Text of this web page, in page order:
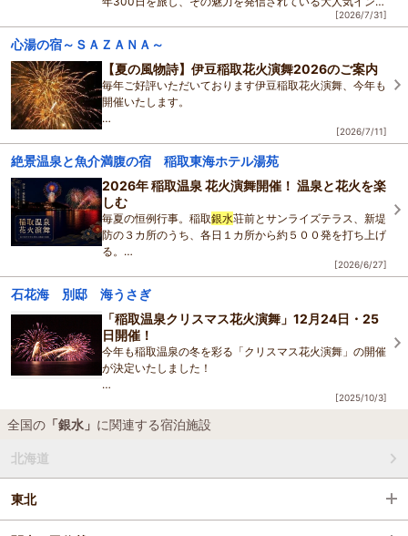
てにおいて痒い所に手が届いている旅館でした。書ききれませんが、細かいと
また行きたくなる旅館です。
ルエンサー「くぼたび｜旅に生きるアラサー夫婦」様に
稲取 銀水荘をご紹介いただきました。
今回の動画では、実際にご
[2026/7/31]
心湯の宿～ＳＡＺＡＮＡ～
【夏の風物詩】伊豆稲取花火演舞2026のご案内
毎年ご好評いただいております伊豆稲取花火演舞、今年も
開催いたします。
荘、新堤防の３か所のうち各
打ち上げ場所によっては、当館のすぐ
[2026/7/11]
絶景温泉と魚介満腹の宿 稲取東海ホテル湯苑
2026年 稲取温泉 花火演舞開催！ 温泉と花火を楽
しむ
毎夏の恒例行事。稲取銀水荘前とサンライズテラス、新堤
防の３カ所のうち、各日１カ所から約５００発を打ち上げ
る。
中止。
・日 程
銀水荘前（７／
[2026/6/27]
石花海 別邸 海うさぎ
「稲取温泉クリスマス花火演舞」12月24日・25
日開催！
今年も稲取温泉の冬を彩る「クリスマス花火演舞」の開催
が決定いたしました！
◆12月25日(木)銀水 荘前
両日とも20:30より約10分間
[2025/10/3]
全国の 「銀水」 に関連する宿泊施設
北海道
東北